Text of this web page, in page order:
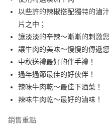
ATM付款
運送方式
每筆NT$80，滿NT$799(含以上)
【無法指定出貨日及到貨日】付
以些許的辣椒搭配獨特的滷
片之中；
讓淡淡的辛辣～漸漸的刺激您
讓牛肉的美味～慢慢的傳遞您
中秋送禮最好的伴手禮！
過年過節最佳的好伙伴！
辣味牛肉乾～最佳下酒菜！
辣味牛肉乾～最好的滷味！
銷售重點